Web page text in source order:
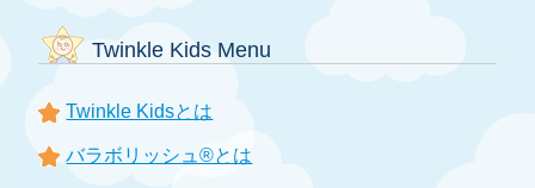
Twinkle Kids Menu
Twinkle Kidsとは
バラボリッシュ®とは